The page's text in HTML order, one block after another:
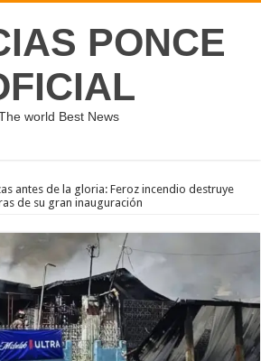
PONCE
world Best News
antes de la gloria: Feroz incendio destruye
de su gran inauguración